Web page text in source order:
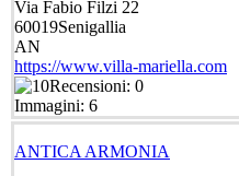
Via Fabio Filzi 22
60019Senigallia
AN
https://www.villa-mariella.com
Recensioni: 0
Immagini: 6
ANTICA ARMONIA